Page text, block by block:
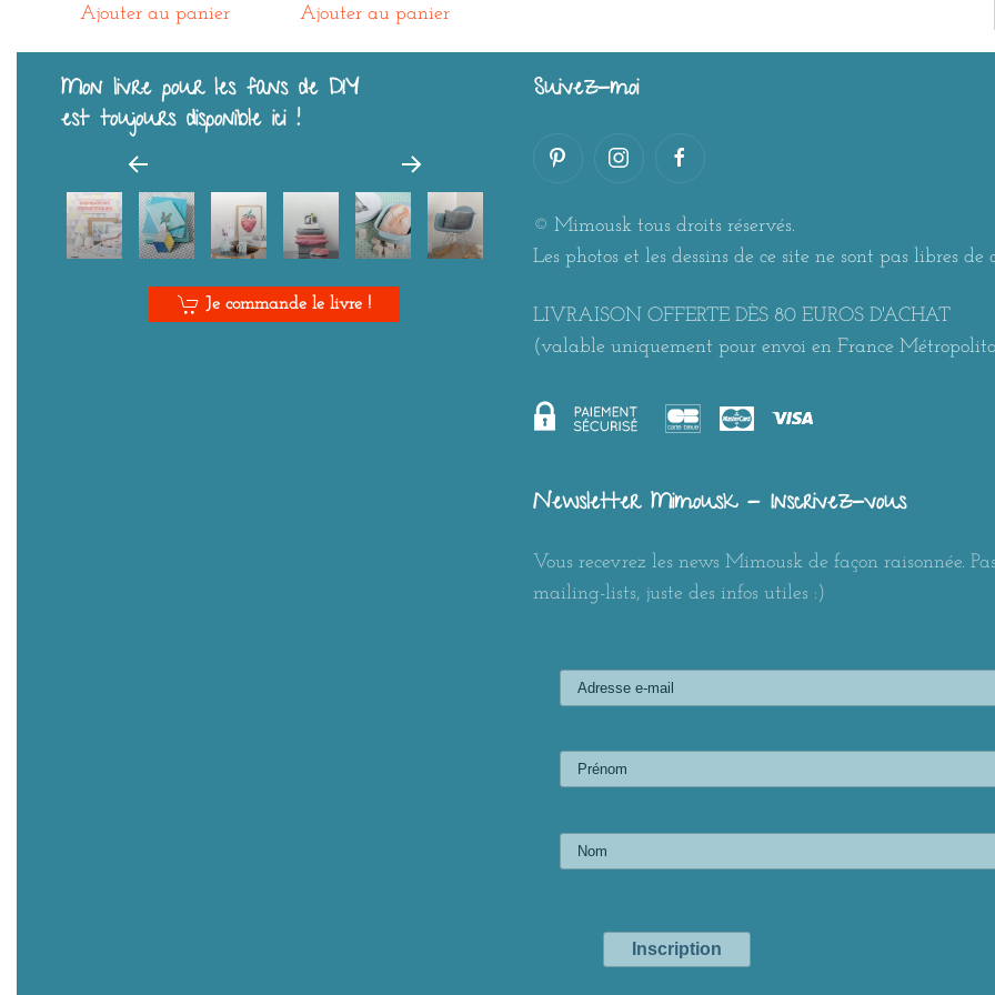
Ajouter au panier Ajouter au panier
Mon livre pour les fans de DIY
est toujours disponible ici !
Je commande le livre !
Suivez-moi
© Mimousk tous droits réservés.
Les photos et les dessins de ce site ne sont pas libres de
LIVRAISON OFFERTE DÈS 80 EUROS D'ACHAT
(valable uniquement pour envoi en France
Newsletter Mimousk - Inscrivez-vous
Vous recevrez les news Mimousk de façon raisonnée.
mailing-lists, juste des infos utiles :)